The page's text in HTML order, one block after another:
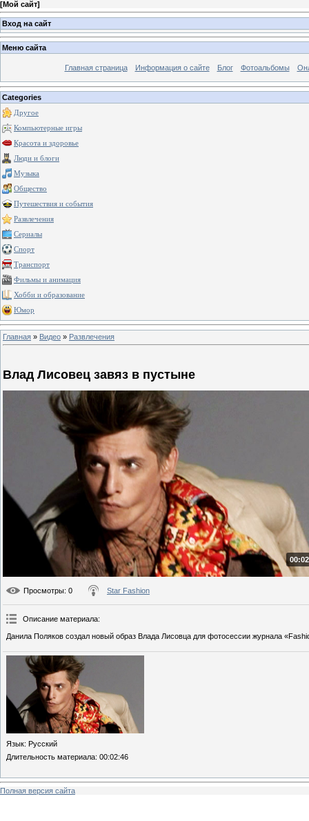
[Мой сайт]
Вход на сайт
Меню сайта
Главная страница Информация о сайте Блог Фотоальбомы
Categories
Другое
Компьютерные игры
Красота и здоровье
Люди и блоги
Музыка
Общество
Путешествия и события
Развлечения
Сериалы
Спорт
Транспорт
Фильмы и анимация
Хобби и образование
Юмор
Главная » Видео » Развлечения
Влад Лисовец завяз в пустыне
Просмотры: 0 Star Fashion
Описание материала:
Данила Поляков создал новый образ Влада Лисовца для фотосессии журнала
Язык: Русский
Длительность материала: 00:02:46
Полная версия сайта